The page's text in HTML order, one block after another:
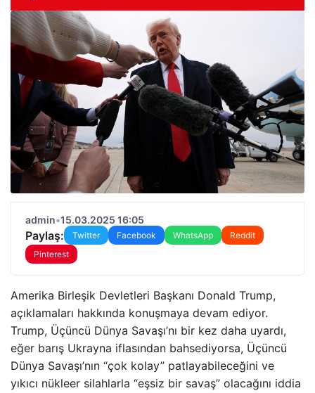
admin•15.03.2025 16:05
Paylaş: Twitter Facebook WhatsApp
Reddit
Pinterest
Amerika Birleşik Devletleri Başkanı Donald Trump,
açıklamaları hakkında konuşmaya devam ediyor.
Trump, Üçüncü Dünya Savaşı’nı bir kez daha uyardı,
eğer barış Ukrayna iflasından bahsediyorsa, Üçüncü
Dünya Savaşı’nın “çok kolay” patlayabileceğini ve
yıkıcı nükleer silahlarla “eşsiz bir savaş” olacağını iddia